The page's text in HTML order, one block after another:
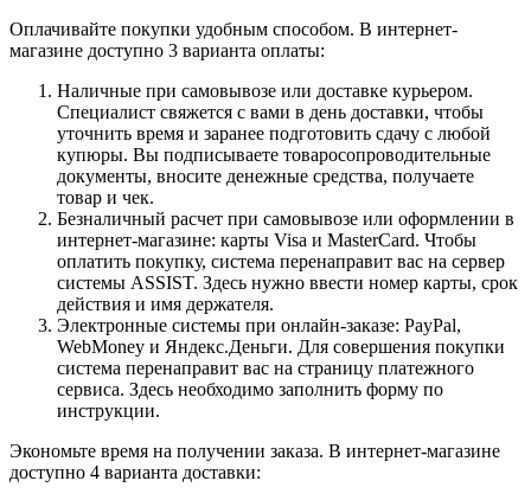
Оплачивайте покупки удобным способом. В интернет-
магазине доступно 3 варианта оплаты:
Наличные при самовывозе или доставке курьером.
Специалист свяжется с вами в день доставки, чтобы
уточнить время и заранее подготовить сдачу с любой
купюры. Вы подписываете товаросопроводительные
документы, вносите денежные средства, получаете
товар и чек.
Безналичный расчет при самовывозе или оформлении в
интернет-магазине: карты Visa и MasterCard. Чтобы
оплатить покупку, система перенаправит вас на сервер
системы ASSIST. Здесь нужно ввести номер карты, срок
действия и имя держателя.
Электронные системы при онлайн-заказе: PayPal,
WebMoney и Яндекс.Деньги. Для совершения покупки
система перенаправит вас на страницу платежного
сервиса. Здесь необходимо заполнить форму по
инструкции.
Экономьте время на получении заказа. В интернет-магазине
доступно 4 варианта доставки: